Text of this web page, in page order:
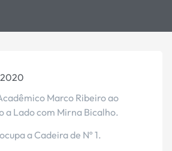
Marco Ribeiro ao
a Lado com Mirna Bicalho.
a Cadeira de Nº 1.